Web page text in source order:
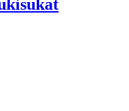
muunnelma.